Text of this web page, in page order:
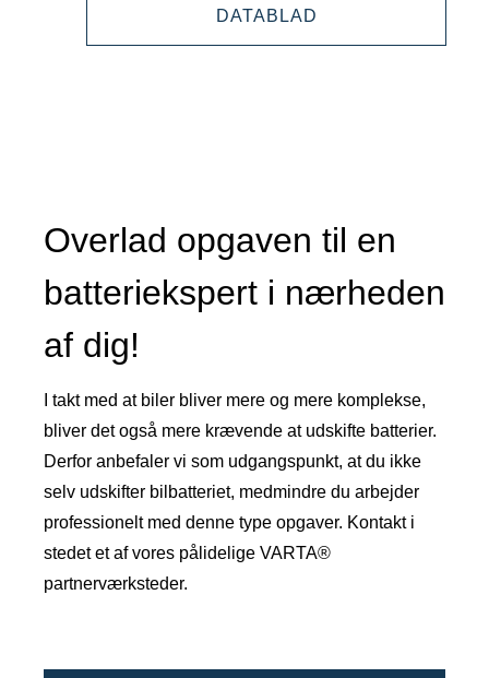
DATABLAD
AGM
Overlad opgaven til en
batteriekspert i nærheden
af dig!
I takt med at biler bliver mere og mere komplekse,
bliver det også mere krævende at udskifte batterier.
Derfor anbefaler vi som udgangspunkt, at du ikke
selv udskifter bilbatteriet, medmindre du arbejder
professionelt med denne type opgaver. Kontakt i
stedet et af vores pålidelige VARTA®
partnerværksteder.